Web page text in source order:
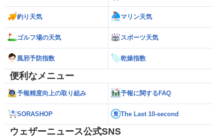
釣り天気 マリン天気
ゴルフ場の天気 スポーツ天気
風邪予防指数 乾燥指数
便利なメニュー
予報精度向上の取り組み 予報に関するFAQ
SORASHOP The Last 10-second
ウェザーニュース公式SNS